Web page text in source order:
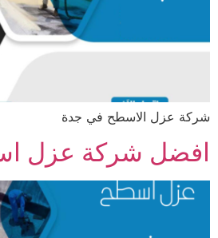
شركة عزل الاسطح في جدة
افضل شركة عزل